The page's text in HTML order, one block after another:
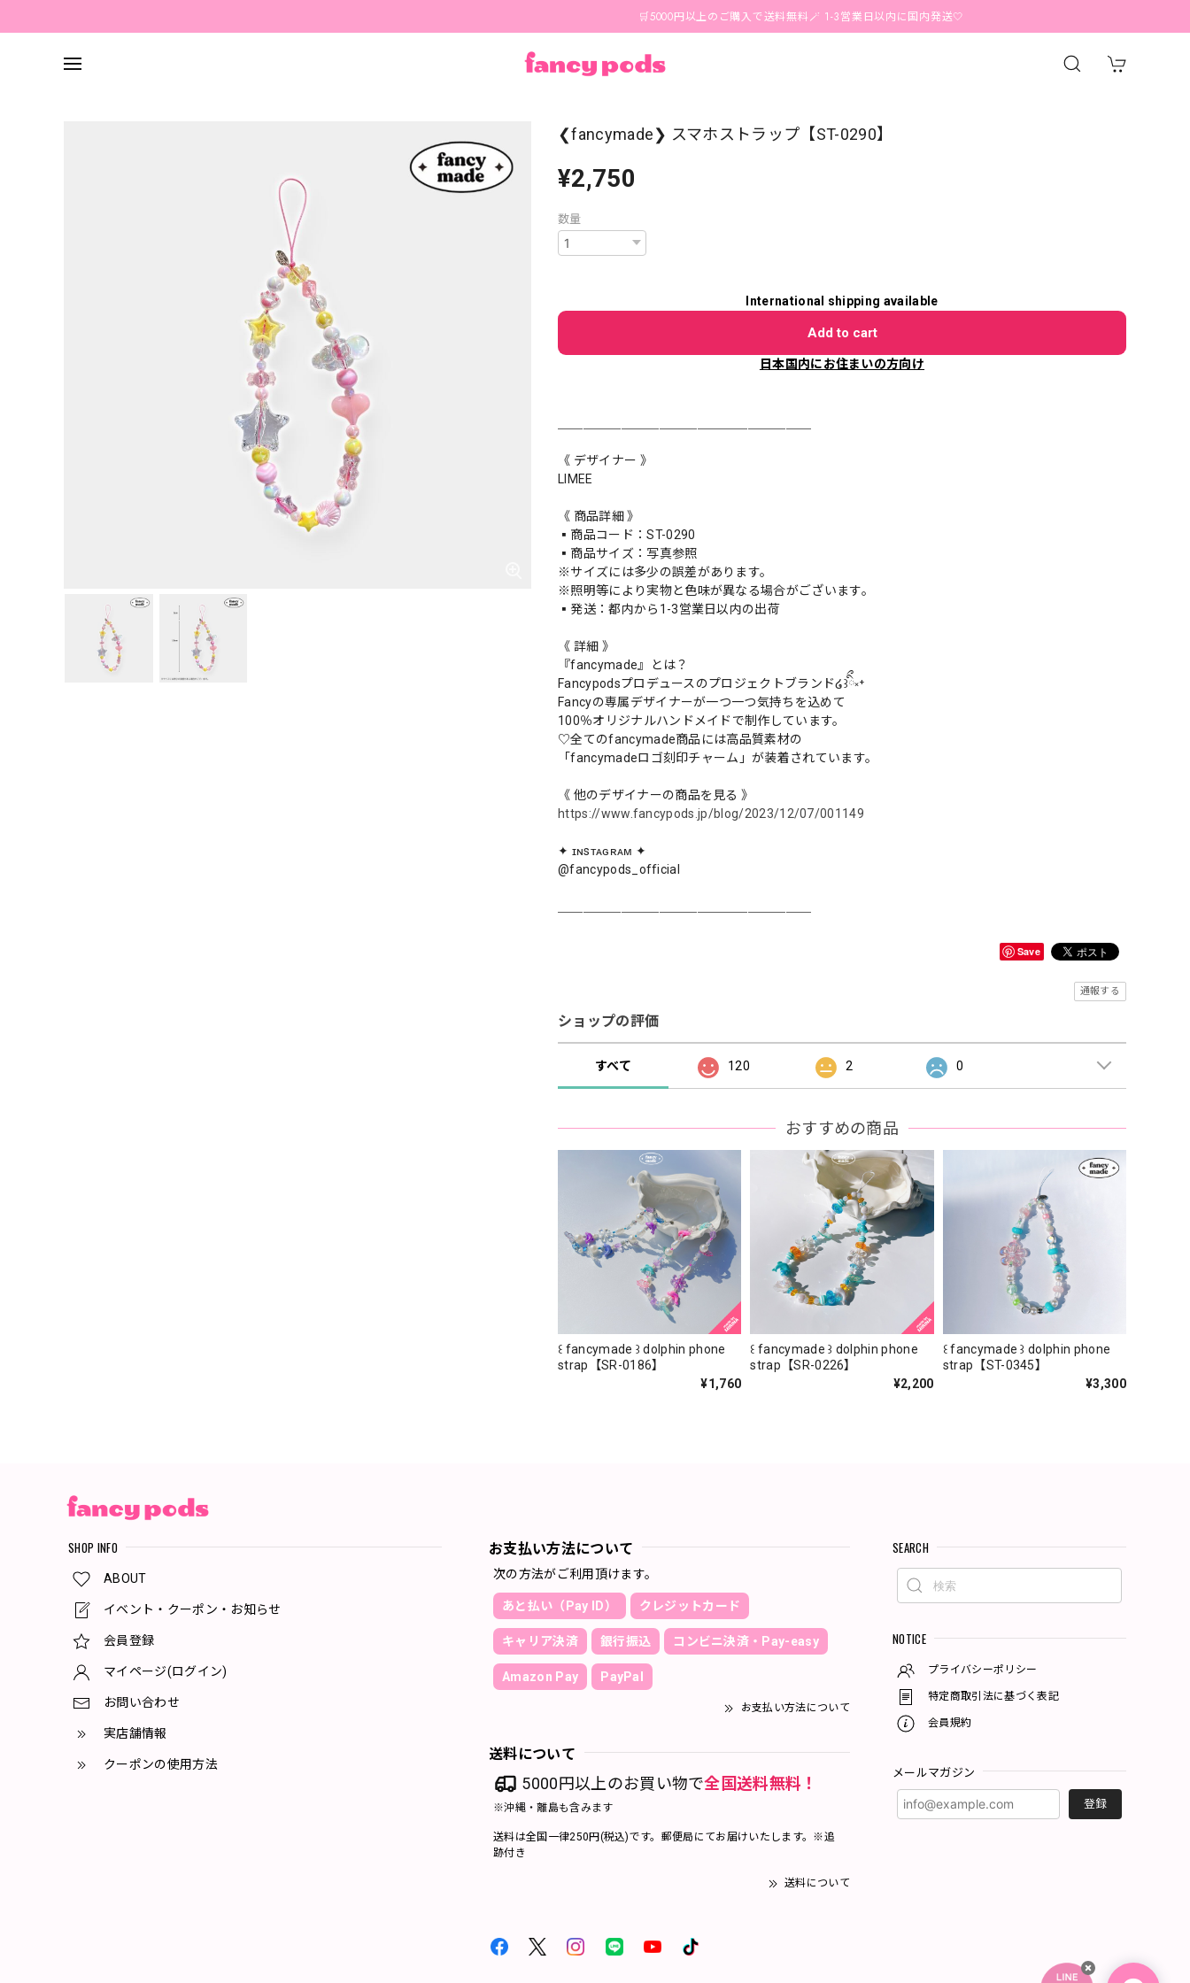
🛒5000円以上のご購入で送料無料🪄 1-3営業日以内に国内発送🤍
❮fancymade❯ スマホストラップ【ST-0290】
¥2,750
数量
International shipping available
Add to cart
日本国内にお住まいの方向け
《 デザイナー 》
LIMEE
《 商品詳細 》
▪️商品コード：ST-0290
▪️商品サイズ：写真参照
※サイズには多少の誤差があります。
※照明等により実物と色味が異なる場合がございます。
▪️発送：都内から1-3営業日以内の出荷
《 詳細 》
『fancymade』とは？
Fancypodsプロデュースのプロジェクトブランド໒꒱ིྀ༝⁺
Fancyの専属デザイナーが一つ一つ気持ちを込めて
100％オリジナルハンドメイドで制作しています。
♡全てのfancymade商品には高品質素材の
「fancymadeロゴ刻印チャーム」が装着されています。
《 他のデザイナーの商品を見る 》
https://www.fancypods.jp/blog/2023/12/07/001149
✦ ɪɴsᴛᴀɢʀᴀᴍ ✦
@fancypods_official
Save
通報する
ショップの評価
すべて 120 2 0
おすすめの商品
꒰ fancymade ꒱ dolphin phone
strap【SR-0186】
¥1,760
꒰ fancymade ꒱ dolphin phone
strap【SR-0226】
¥2,200
꒰ fancymade ꒱ dolphin phone
strap【ST-0345】
¥3,300
SHOP INFO
ABOUT
イベント・クーポン・お知らせ
会員登録
マイページ(ログイン)
お問い合わせ
実店舗情報
クーポンの使用方法
お支払い方法について
次の方法がご利用頂けます。
あと払い（Pay ID） クレジットカード
キャリア決済 銀行振込 コンビニ決済・Pay-easy
Amazon Pay PayPal
お支払い方法について
送料について
5000円以上のお買い物で全国送料無料！
※沖縄・離島も含みます
送料は全国一律250円(税込)です。郵便局にてお届けいたします。※追
跡付き
送料について
SEARCH
NOTICE
プライバシーポリシー
特定商取引法に基づく表記
会員規約
メールマガジン
登録